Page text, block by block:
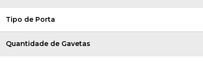
Tipo de Porta
Quantidade de Gavetas